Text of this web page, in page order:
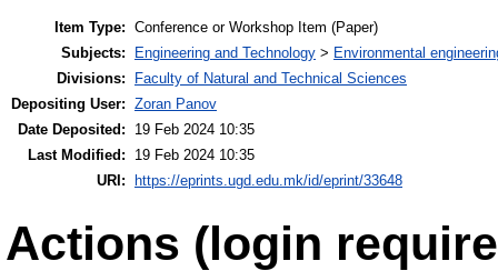
Item Type: Conference or Workshop Item (Paper)
Subjects:
Engineering and Technology > Environmental
Divisions:
Faculty of Natural and Technical Sciences
Depositing User: Zoran Panov
Date Deposited:
19 Feb 2024 10:35
Last Modified:
19 Feb 2024 10:35
URI:
https://eprints.ugd.edu.mk/id/eprint/33648
Actions (login